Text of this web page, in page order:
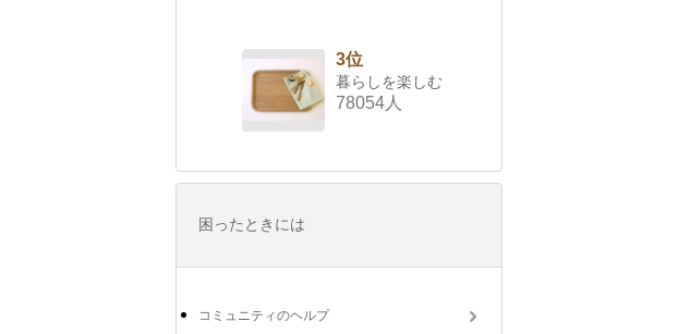
3位
暮らしを楽しむ
78054人
困ったときには
コミュニティのヘルプ